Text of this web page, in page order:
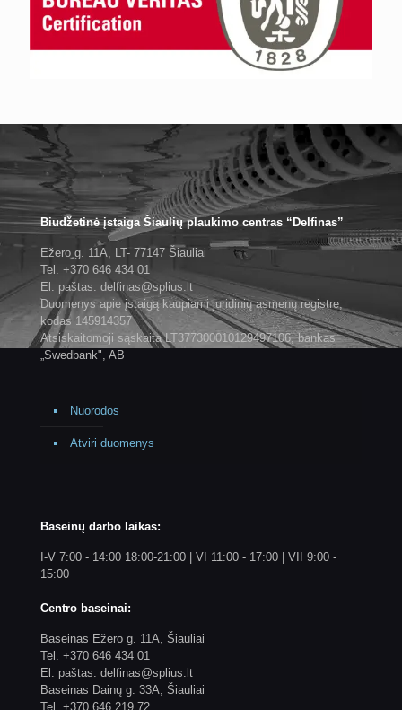
Biudžetinė įstaiga Šiaulių plaukimo centras “Delfinas”
Ežero g. 11A, LT- 77147 Šiauliai
Tel. +370 646 434 01
El. paštas: delfinas@splius.lt
Duomenys apie įstaigą kaupiami juridinių asmenų registre,
kodas 145914357
Atsiskaitomoji sąskaita LT377300010129497106, bankas
„Swedbank", AB
Nuorodos
Atviri duomenys
Baseinų darbo laikas:
I-V 7:00 - 14:00 18:00-21:00 | VI 11:00 - 17:00 | VII 9:00 -
15:00
Centro baseinai:
Baseinas Ežero g. 11A, Šiauliai
Tel. +370 646 434 01
El. paštas: delfinas@splius.lt
Baseinas Dainų g. 33A, Šiauliai
Tel. +370 646 219 72